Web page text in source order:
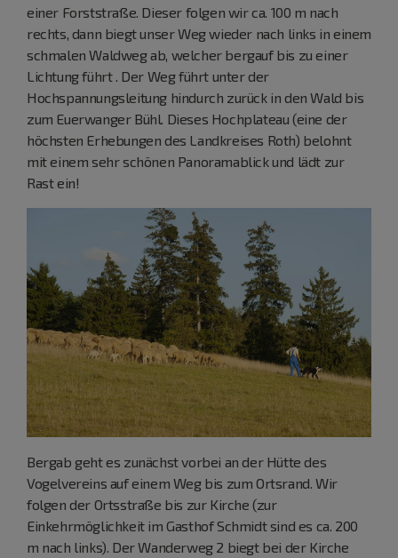
einer Forststraße. Dieser folgen wir ca. 100 m nach
rechts, dann biegt unser Weg wieder nach links in einem
schmalen Waldweg ab, welcher bergauf bis zu einer
Lichtung führt . Der Weg führt unter der
Hochspannungsleitung hindurch zurück in den Wald bis
zum Euerwanger Bühl. Dieses Hochplateau (eine der
höchsten Erhebungen des Landkreises Roth) belohnt
mit einem sehr schönen Panoramablick und lädt zur
Rast ein!
Bergab geht es zunächst vorbei an der Hütte des
Vogelvereins auf einem Weg bis zum Ortsrand. Wir
folgen der Ortsstraße bis zur Kirche (zur
Einkehrmöglichkeit im Gasthof Schmidt sind es ca. 200
m nach links). Der Wanderweg 2 biegt bei der Kirche